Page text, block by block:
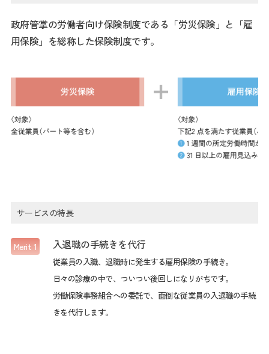
政府管掌の労働者向け保険制度である「労災保険」と「雇
用保険」を総称した保険制度です。
サービスの特長
Merit 1 入退職の手続きを代行
従業員の入職、退職時に発生する雇用保険の手続き。
日々の診療の中で、ついつい後回しになリがちです。
労働保険事務組合への委託で、面倒な従業員の入退職の手続
きを代行します。